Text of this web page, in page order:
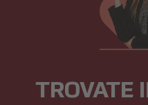
TROVATE